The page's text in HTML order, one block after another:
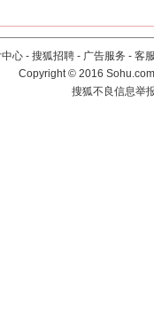
心 - 搜狐招聘 - 广告服务 - 客
Copyright©2016
搜狐不良信息举